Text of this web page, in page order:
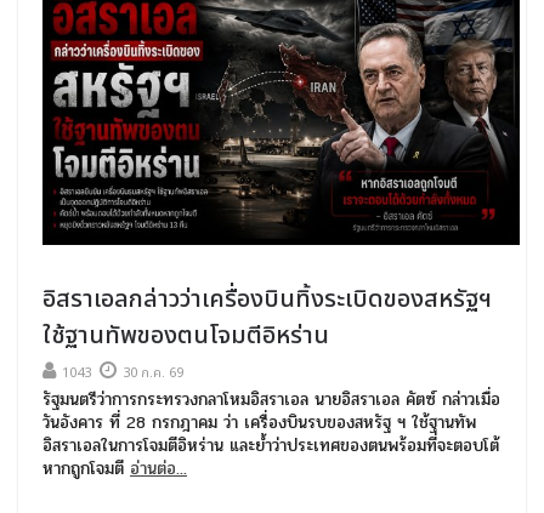
อิสราเอลกล่าวว่าเครื่องบินทิ้งระเบิดของสหรัฐฯ
ใช้ฐานทัพของตนโจมตีอิหร่าน
1043 30 ก.ค. 69
รัฐมนตรีว่าการกระทรวงกลาโหมอิสราเอล นายอิสราเอล คัตซ์ กล่าวเมื่อ
วันอังคาร ที่ 28 กรกฎาคม ว่า เครื่องบินรบของสหรัฐ ฯ ใช้ฐานทัพ
อิสราเอลในการโจมตีอิหร่าน และย้ำว่าประเทศของตนพร้อมที่จะตอบโต้
หากถูกโจมตี อ่านต่อ...